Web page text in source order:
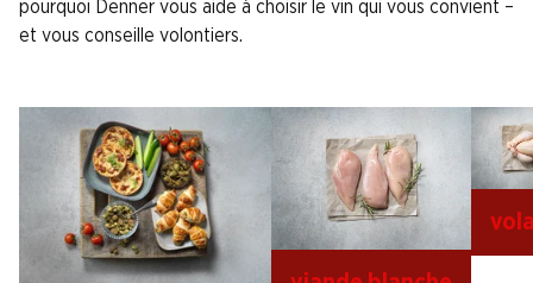
pourquoi Denner vous aide à choisir le vin qui vous convient –
et vous conseille volontiers.